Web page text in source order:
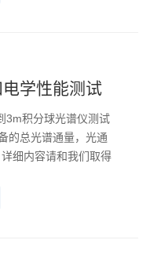
学性能测试
3m积分球光谱仪测试
的总光谱通量，光通
细内容请和我们取得